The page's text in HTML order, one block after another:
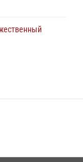
части